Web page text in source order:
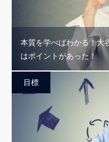
本質を学べばわかる！大
はポイントがあった！
目標